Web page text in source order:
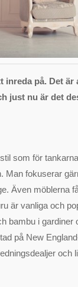
inreda på. Det
just nu är det
som för
fokuserar
Även möblerna
är vanliga och
bambu i gardiner
på New
och